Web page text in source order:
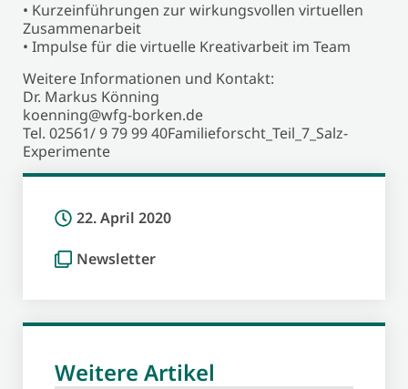
• Kurzeinführungen zur wirkungsvollen virtuellen
Zusammenarbeit
• Impulse für die virtuelle Kreativarbeit im Team
Weitere Informationen und Kontakt:
Dr. Markus Könning
koenning@wfg-borken.de
Tel. 02561/ 9 79 99 40Familieforscht_Teil_7_Salz-
Experimente
22. April 2020
Newsletter
Weitere Artikel